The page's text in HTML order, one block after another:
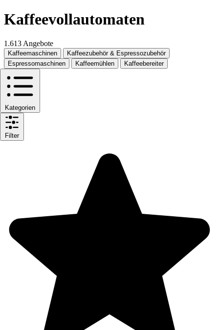
Kaffeevollautomaten
1.613 Angebote
Kaffeemaschinen
Kaffeezubehör & Espressozubehör
Espressomaschinen
Kaffeemühlen Kaffeebereiter
Kategorien
Filter